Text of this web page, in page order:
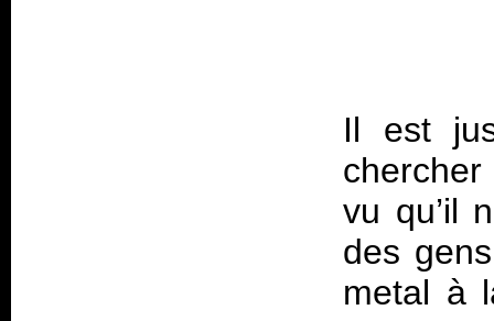
Il est
chercher
vu qu’il
des
metal à